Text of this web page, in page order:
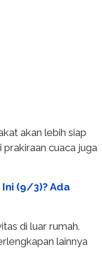
akan lebih siap
cuaca juga
(9/3)? Ada
di luar rumah.
lainnya